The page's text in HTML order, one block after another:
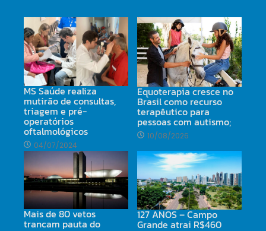
MS Saúde realiza
mutirão de consultas,
triagem e pré-
operatórios
oftalmológicos
04/07/2024
Equoterapia cresce no
Brasil como recurso
terapêutico para
pessoas com autismo;
10/08/2026
Mais de 80 vetos
trancam pauta do
127 ANOS – Campo
Grande atrai R$460